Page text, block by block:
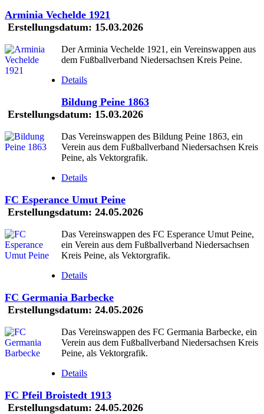
Arminia Vechelde 1921
Erstellungsdatum: 15.03.2026
Der Arminia Vechelde 1921, ein Vereinswappen aus
dem Fußballverband Niedersachsen Kreis Peine.
Details
Bildung Peine 1863
Erstellungsdatum: 15.03.2026
Das Vereinswappen des Bildung Peine 1863, ein
Verein aus dem Fußballverband Niedersachsen Kreis
Peine, als Vektorgrafik.
Details
FC Esperance Umut Peine
Erstellungsdatum: 24.05.2026
Das Vereinswappen des FC Esperance Umut Peine,
ein Verein aus dem Fußballverband Niedersachsen
Kreis Peine, als Vektorgrafik.
Details
FC Germania Barbecke
Erstellungsdatum: 24.05.2026
Das Vereinswappen des FC Germania Barbecke, ein
Verein aus dem Fußballverband Niedersachsen Kreis
Peine, als Vektorgrafik.
Details
FC Pfeil Broistedt 1913
Erstellungsdatum: 24.05.2026